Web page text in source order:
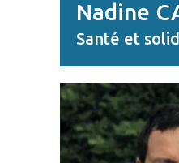
Nadine
Santé et